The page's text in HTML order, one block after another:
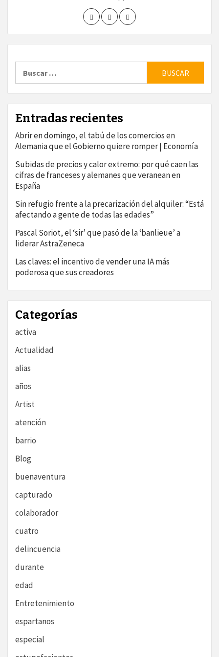
Entradas recientes
Abrir en domingo, el tabú de los comercios en
Alemania que el Gobierno quiere romper | Economía
Subidas de precios y calor extremo: por qué caen las
cifras de franceses y alemanes que veranean en
España
Sin refugio frente a la precarización del alquiler: “Está
afectando a gente de todas las edades”
Pascal Soriot, el ‘sir’ que pasó de la ‘banlieue’ a
liderar AstraZeneca
Las claves: el incentivo de vender una IA más
poderosa que sus creadores
Categorías
activa
Actualidad
alias
años
Artist
atención
barrio
Blog
buenaventura
capturado
colaborador
cuatro
delincuencia
durante
edad
Entretenimiento
espartanos
especial